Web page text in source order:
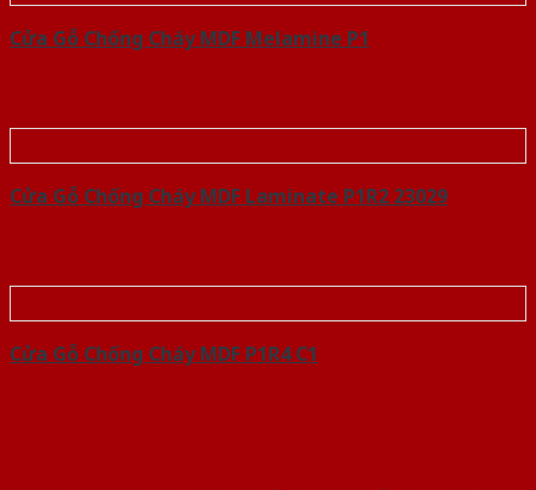
Cửa Gỗ Chống Cháy MDF Melamine P1
Cửa Gỗ Chống Cháy MDF Laminate P1R2 23029
Cửa Gỗ Chống Cháy MDF P1R4 C1